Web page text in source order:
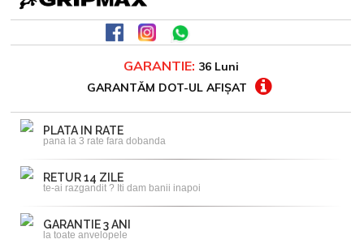
GARANTIE: 36 Luni
GARANTĂM DOT-UL AFIȘAT
PLATA IN RATE
pana la 3 rate fara dobanda
RETUR 14 ZILE
te-ai razgandit ? Iti dam banii inapoi
GARANTIE 3 ANI
la toate anvelopele